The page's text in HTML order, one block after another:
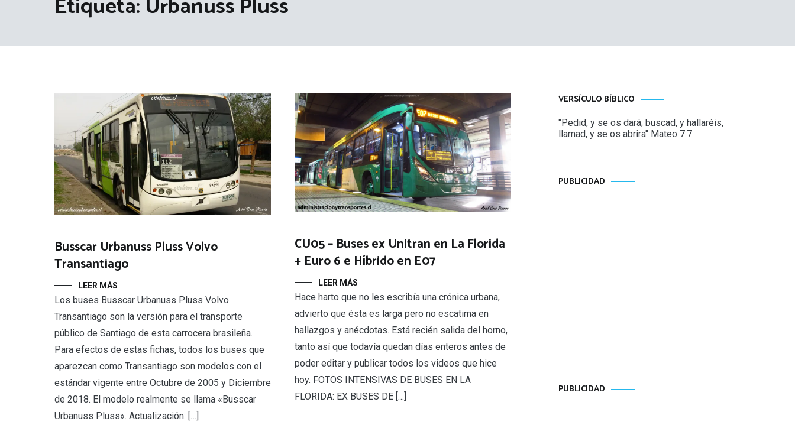
Busscar Urbanuss Pluss Volvo
Transantiago
LEER MÁS
Los buses Busscar Urbanuss Pluss Volvo
Transantiago son la versión para el transporte
público de Santiago de esta carrocera brasileña.
Para efectos de estas fichas, todos los buses que
aparezcan como Transantiago son modelos con el
estándar vigente entre Octubre de 2005 y Diciembre
de 2018. El modelo realmente se llama «Busscar
Urbanuss Pluss». Actualización: […]
CU05 – Buses ex Unitran en La Florida
+ Euro 6 e Híbrido en E07
LEER MÁS
Hace harto que no les escribía una crónica urbana,
advierto que ésta es larga pero no escatima en
hallazgos y anécdotas. Está recién salida del horno,
tanto así que todavía quedan días enteros antes de
poder editar y publicar todos los videos que hice
hoy. FOTOS INTENSIVAS DE BUSES EN LA
FLORIDA: EX BUSES DE […]
VERSÍCULO BÍBLICO
"Pedid, y se os dará; buscad, y hallaréis,
llamad, y se os abrira" Mateo 7:7
PUBLICIDAD
PUBLICIDAD